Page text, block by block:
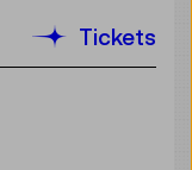
Tickets